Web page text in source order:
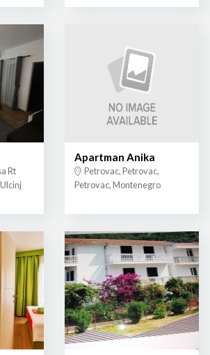
Rt
Apartman Anika
Petrovac, Petrovac,
Petrovac, Montenegro